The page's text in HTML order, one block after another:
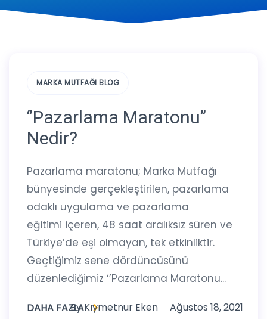
MARKA MUTFAĞI BLOG
‘’Pazarlama Maratonu’’
Nedir?
Pazarlama maratonu; Marka Mutfağı
bünyesinde gerçekleştirilen, pazarlama
odaklı uygulama ve pazarlama
eğitimi içeren, 48 saat aralıksız süren ve
Türkiye’de eşi olmayan, tek etkinliktir.
Geçtiğimiz sene dördüncüsünü
düzenlediğimiz ‘’Pazarlama Maratonu...
DAHA FAZLA
ByKıymetnur Eken Ağustos 18, 2021